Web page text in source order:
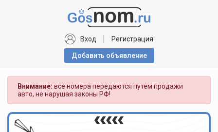
Вход Регистрация
Добавить объявлениe
Внимание: все номера передаются путем продажи
авто, не нарушая законы РФ!